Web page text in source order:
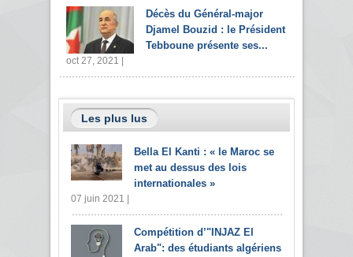
Décès du Général-major
Djamel Bouzid : le Président
Tebboune présente ses...
oct 27, 2021 |
Les plus lus
Bella El Kanti : « le Maroc se
met au dessus des lois
internationales »
07 juin 2021 |
Compétition d’"INJAZ El
Arab": des étudiants algériens